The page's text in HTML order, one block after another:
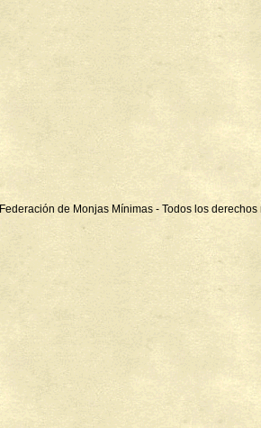
Federación de Monjas Mínimas - Todos los